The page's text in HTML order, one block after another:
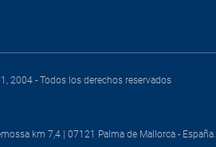
2004 - Todos los derechos reservados
km 7,4 | 07121 Palma de Mallorca - España.